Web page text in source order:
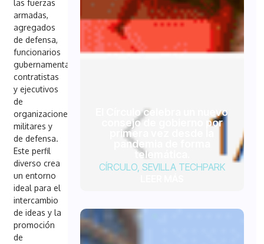
las fuerzas
armadas,
agregados
de defensa,
funcionarios
gubernamentales,
contratistas
y ejecutivos
de
organizaciones
militares y
de defensa.
Este perfil
diverso crea
un entorno
ideal para el
intercambio
de ideas y la
promoción
de
El Círculo celebra un nuevo
consejo de gobierno por
primera vez desde la
pandemia de forma
telemática.
CÍRCULO, SEVILLA TECHPARK